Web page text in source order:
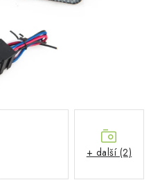
+ další (2)